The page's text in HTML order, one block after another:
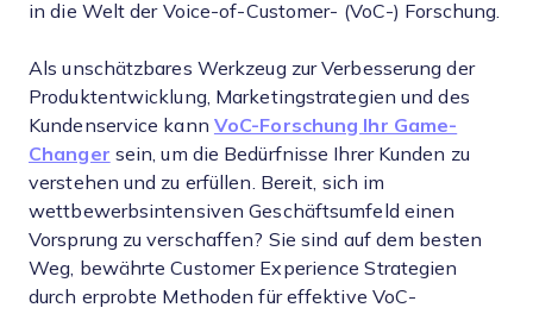
in die Welt der Voice-of-Customer- (VoC-) Forschung.
Als unschätzbares Werkzeug zur Verbesserung der
Produktentwicklung, Marketingstrategien und des
Kundenservice kann VoC-Forschung Ihr Game-
Changer sein, um die Bedürfnisse Ihrer Kunden zu
verstehen und zu erfüllen. Bereit, sich im
wettbewerbsintensiven Geschäftsumfeld einen
Vorsprung zu verschaffen? Sie sind auf dem besten
Weg, bewährte Customer Experience Strategien
durch erprobte Methoden für effektive VoC-